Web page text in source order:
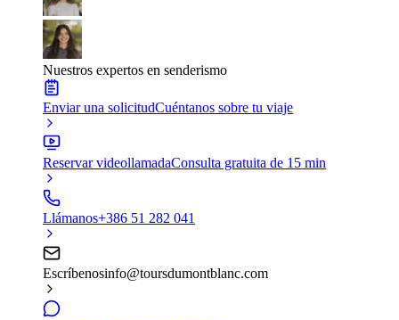
Nuestros expertos en senderismo
Enviar una solicitudCuéntanos sobre tu viaje
Reservar videollamadaConsulta gratuita de 15 min
Llámanos+386 51 282 041
Escríbenosinfo@toursdumontblanc.com